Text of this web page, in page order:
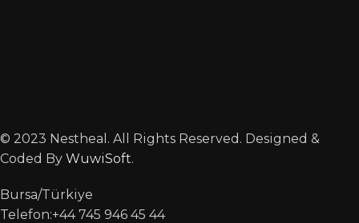
© 2023 Nestheal. All Rights Reserved. Designed &
Coded By WuwiSoft.
Bursa/Türkiye
Telefon:+44 745 946 45 44